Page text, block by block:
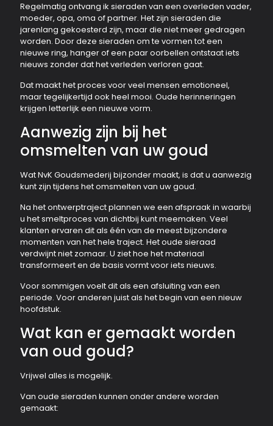
Regelmatig ontvang ik sieraden van een overleden vader,
moeder, opa, oma of partner. Het zijn sieraden die
jarenlang gekoesterd zijn, maar die niet meer gedragen
worden. Door deze sieraden om te vormen tot een
nieuwe ring, hanger of een paar oorbellen ontstaat iets
nieuws zonder dat het verleden verloren gaat.
Dat maakt het proces voor veel mensen emotioneel,
maar tegelijkertijd ook heel mooi. Oude herinneringen
krijgen letterlijk een nieuwe vorm.
Aanwezig zijn bij het
omsmelten van uw goud
Wat NvK Goudsmederij bijzonder maakt, is dat u aanwezig
kunt zijn tijdens het omsmelten van uw goud.
Na het ontwerptraject plannen we een afspraak in waarbij
u het smeltproces van dichtbij kunt meemaken. Veel
klanten ervaren dit als één van de meest bijzondere
momenten van het hele traject. Het oude sieraad
verdwijnt niet zomaar. U ziet hoe het materiaal
transformeert en de basis vormt voor iets nieuws.
Voor sommigen voelt dit als een afsluiting van een
periode. Voor anderen juist als het begin van een nieuw
hoofdstuk.
Wat kan er gemaakt worden
van oud goud?
Vrijwel alles is mogelijk.
Van oude sieraden kunnen onder andere worden
gemaakt: